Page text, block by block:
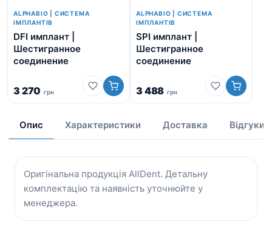
ALPHABIO | СИСТЕМА
ІМПЛАНТІВ
DFI имплант |
Шестигранное
соединение
3 270 грн
ALPHABIO | СИСТЕМА
ІМПЛАНТІВ
SPI имплант |
Шестигранное
соединение
3 488 грн
Опис Характеристики Доставка Відгуки
Оригінальна продукція AllDent. Детальну
комплектацію та наявність уточнюйте у
менеджера.